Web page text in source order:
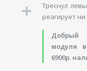
Треснул
реагирует
Добрый
модуля
6900р.